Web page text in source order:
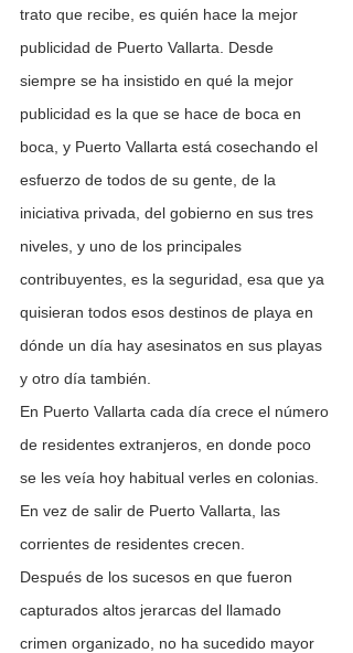
trato que recibe, es quién hace la mejor
publicidad de Puerto Vallarta. Desde
siempre se ha insistido en qué la mejor
publicidad es la que se hace de boca en
boca, y Puerto Vallarta está cosechando el
esfuerzo de todos de su gente, de la
iniciativa privada, del gobierno en sus tres
niveles, y uno de los principales
contribuyentes, es la seguridad, esa que ya
quisieran todos esos destinos de playa en
dónde un día hay asesinatos en sus playas
y otro día también.
En Puerto Vallarta cada día crece el número
de residentes extranjeros, en donde poco
se les veía hoy habitual verles en colonias.
En vez de salir de Puerto Vallarta, las
corrientes de residentes crecen.
Después de los sucesos en que fueron
capturados altos jerarcas del llamado
crimen organizado, no ha sucedido mayor